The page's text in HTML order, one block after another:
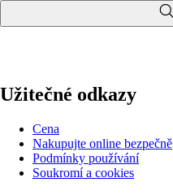
Užitečné odkazy
Cena
Nakupujte online bezpečně
Podmínky používání
Soukromí a cookies